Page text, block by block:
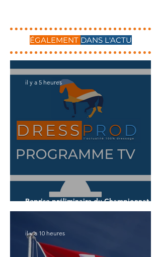
ÉGALEMENT DANS L'ACTU
Reprise préliminaire du Championnat du
Monde des 7 ans
il y a 5 heures
il y a 10 heures